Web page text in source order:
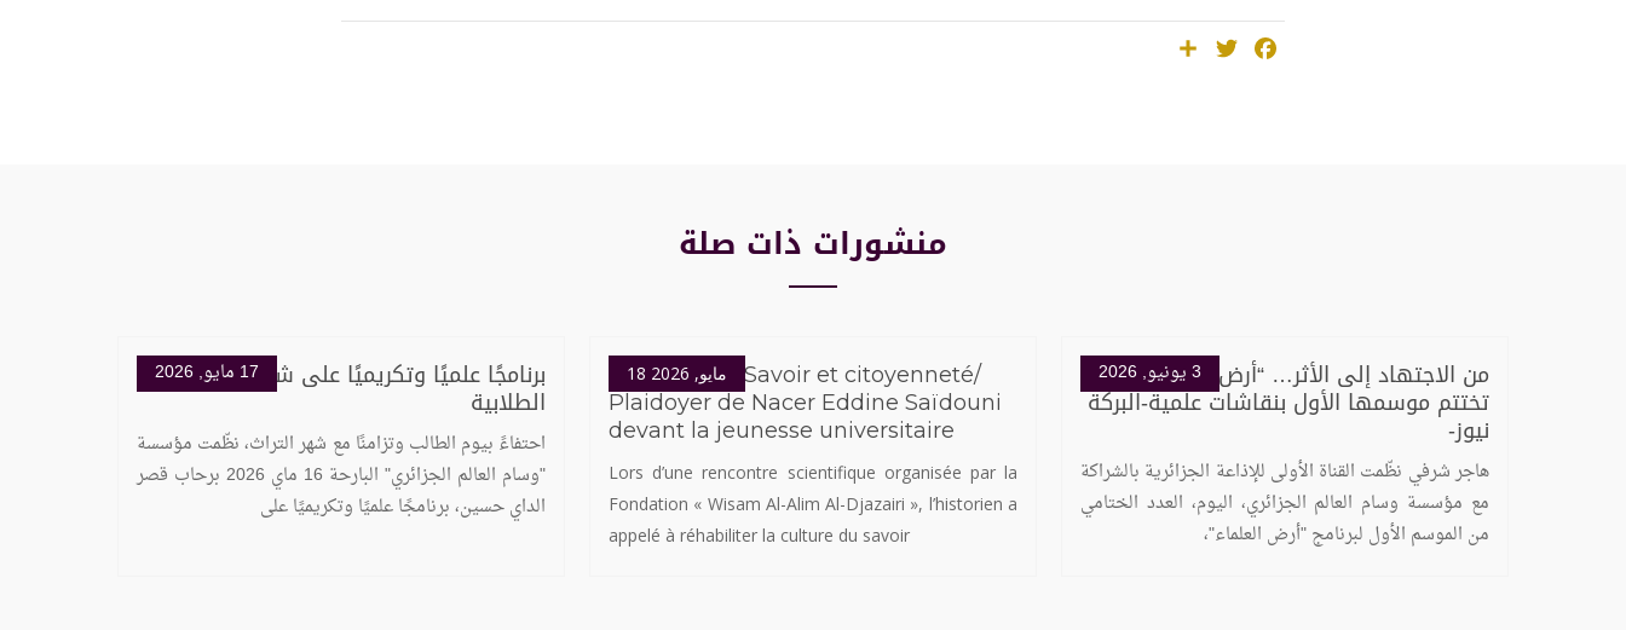
Facebook
Twitter
منشورات ذات صلة
3 يونيو, 2026
من الاجتهاد إلى الأثر… “أرض العلماء”
تختتم موسمها الأول بنقاشات علمية-البركة
نيوز-
هاجر شرفي نظّمت القناة الأولى للإذاعة الجزائرية بالشراكة
مع مؤسسة وسام العالم الجزائري، اليوم، العدد الختامي
من الموسم الأول لبرنامج "أرض العلماء"،
18 مايو, 2026
Entre Nous -Savoir et citoyenneté/
Plaidoyer de Nacer Eddine Saïdouni
devant la jeunesse universitaire
Lors d’une rencontre scientifique organisée par la
Fondation « Wisam Al-Alim Al-Djazairi », l’historien a
appelé à réhabiliter la culture du savoir
17 مايو, 2026
برنامجًا علميًا وتكريميًا على شرف الكفاءات
الطلابية
احتفاءً بيوم الطالب وتزامنًا مع شهر التراث، نظّمت مؤسسة
"وسام العالم الجزائري" البارحة 16 ماي 2026 برحاب قصر
الداي حسين، برنامجًا علميًا وتكريميًا على